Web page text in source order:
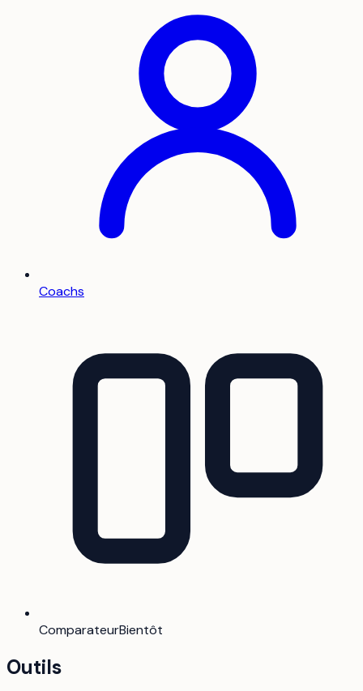
Coachs
ComparateurBientôt
Outils